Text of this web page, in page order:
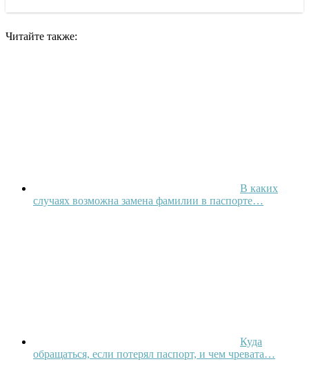
Читайте также:
В каких
случаях возможна замена фамилии в паспорте…
Куда
обращаться, если потерял паспорт, и чем чревата…